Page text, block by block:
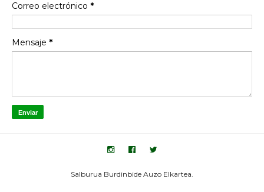
Correo electrónico *
Mensaje *
Salburua Burdinbide Auzo Elkartea.